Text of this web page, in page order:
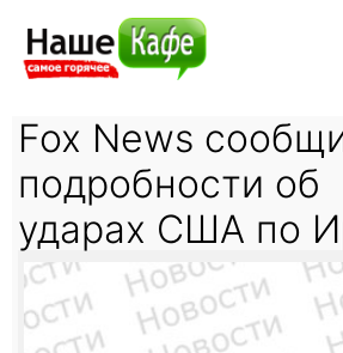
Fox News
подробности об
ударах США по